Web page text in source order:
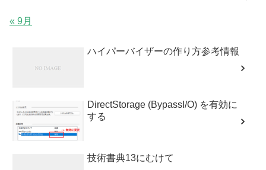
« 9月
ハイパーバイザーの作り方参考情報
DirectStorage (BypassI/O) を有効に
する
技術書典13にむけて